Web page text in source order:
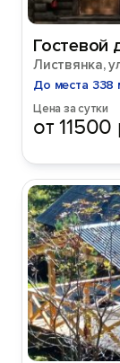
Гостевой
Листвянка,
До места 338
Цена за сутки
от 11500